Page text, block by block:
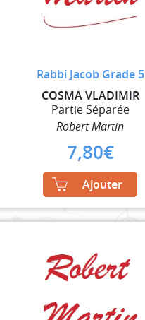
Rabbi Jacob Grade 5
COSMA VLADIMIR
Partie Séparée
Robert Martin
7,80€
Ajouter